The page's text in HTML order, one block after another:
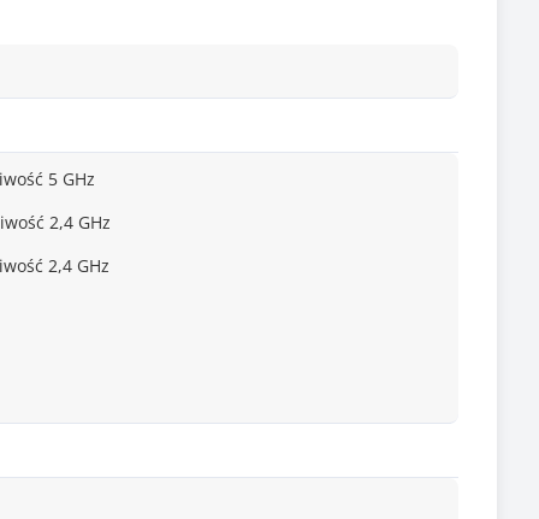
5 GHz
2,4 GHz
2,4 GHz